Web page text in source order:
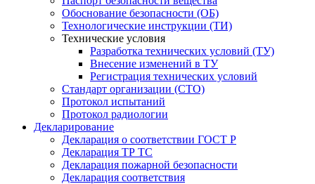
Обоснование безопасности (ОБ)
Технологические инструкции (ТИ)
Технические условия
Разработка технических условий (ТУ)
Внесение изменений в ТУ
Регистрация технических условий
Стандарт организации (СТО)
Протокол испытаний
Протокол радиологии
Декларирование
Декларация о соответствии ГОСТ Р
Декларация ТР ТС
Декларация пожарной безопасности
Декларация соответствия